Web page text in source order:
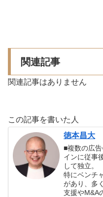
関連記事
関連記事はありません
この記事を書いた人
徳本昌大
■複数の広
インに従事
して独立。
特にベンチ
があり、多
支援やM&A